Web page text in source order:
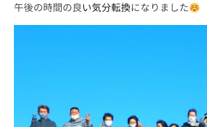
午後の時間の良い気分転換になりました